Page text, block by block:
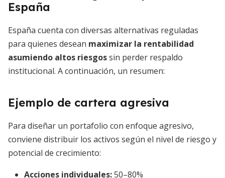
España
España cuenta con diversas alternativas reguladas
para quienes desean maximizar la rentabilidad
asumiendo altos riesgossin perder respaldo
institucional. A continuación, un resumen:
Ejemplo de cartera agresiva
Para diseñar un portafolio con enfoque agresivo,
conviene distribuir los activos según el nivel de riesgo y
potencial de crecimiento:
Acciones individuales:50–80%